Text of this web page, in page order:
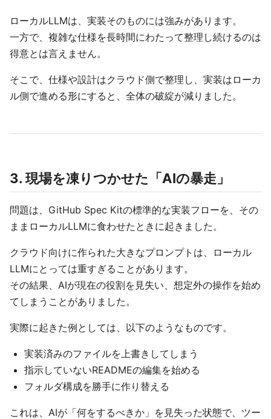
ローカルLLMは、実装そのものには強みがあります。
一方で、複雑な仕様を長時間にわたって整理し続けるのは
得意とは言えません。
そこで、仕様や設計はクラウド側で整理し、実装はローカ
ル側で進める形にすると、全体の破綻が減りました。
3. 現場を凍りつかせた「AIの暴走」
問題は、GitHub Spec Kitの標準的な実装フローを、その
ままローカルLLMに食わせたときに起きました。
クラウド向けに作られた大きなプロンプトは、ローカル
LLMにとっては重すぎることがあります。
その結果、AIが現在の役割を見失い、想定外の操作を始め
てしまうことがありました。
実際に起きた例としては、以下のようなものです。
実装済みのファイルを上書きしてしまう
指示していないREADMEの編集を始める
フォルダ構成を勝手に作り替える
これは、AIが「何をするべきか」を見失った状態で、ツー